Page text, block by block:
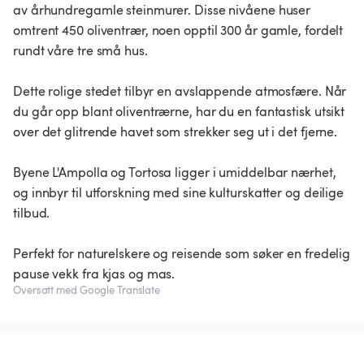
av århundregamle steinmurer. Disse nivåene huser
omtrent 450 oliventrær, noen opptil 300 år gamle, fordelt
rundt våre tre små hus.
Dette rolige stedet tilbyr en avslappende atmosfære. Når
du går opp blant oliventrærne, har du en fantastisk utsikt
over det glitrende havet som strekker seg ut i det fjerne.
Byene L'Ampolla og Tortosa ligger i umiddelbar nærhet,
og innbyr til utforskning med sine kulturskatter og deilige
tilbud.
Perfekt for naturelskere og reisende som søker en fredelig
pause vekk fra kjas og mas.
Oversatt med Google Translate